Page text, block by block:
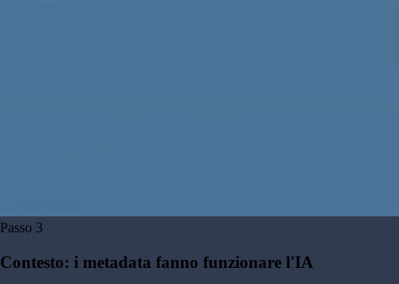
Passo 3
Contesto: i metadata fanno funzionare l'IA